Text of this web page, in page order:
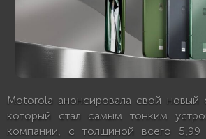
Motorola анонсировала свой новый
который стал самым тонким
компании, с толщиной всего